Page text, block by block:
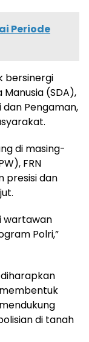
Periode
bersinergi
(SDA),
dan Pengaman,
di masing-
FRN
presisi dan
wartawan
Polri,”
diharapkan
di tanah